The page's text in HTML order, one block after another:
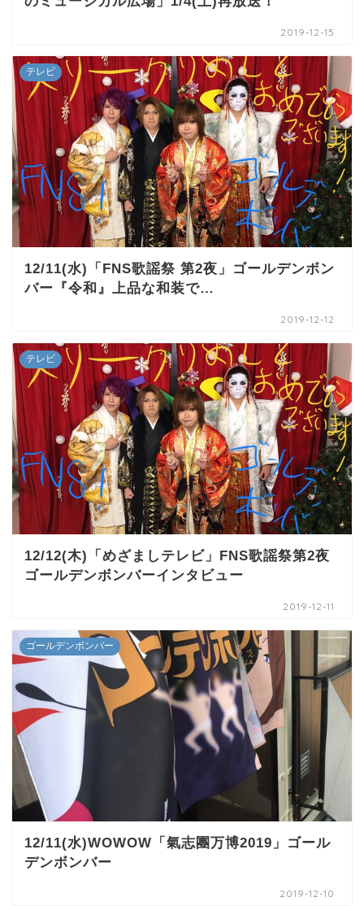
2019-12-15
テレビ
12/11(水)「FNS歌謡祭 第2夜」ゴールデンボン
バー『令和』上品な和装で…
2019-12-12
テレビ
12/12(木)「めざましテレビ」FNS歌謡祭第2夜
ゴールデンボンバーインタビュー
2019-12-11
ゴールデンボンバー
12/11(水)WOWOW「氣志團万博2019」ゴール
デンボンバー
2019-12-10